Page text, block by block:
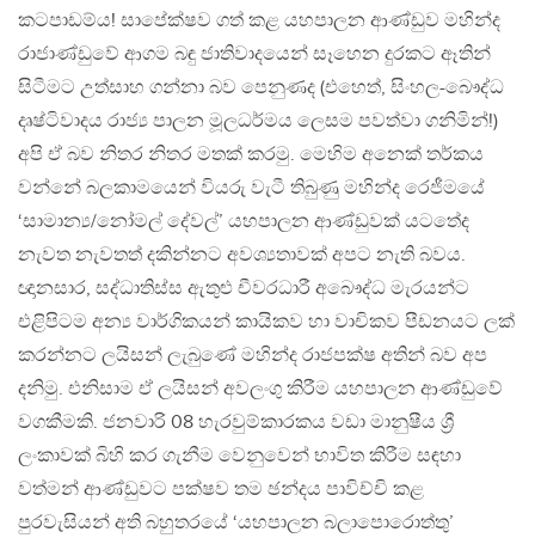
කටපාඩම්ය! සාපේක්ෂව ගත් කළ යහපාලන ආණ්ඩුව මහින්ද
රාජාණ්ඩුවේ ආගම බඳු ජාතිවාදයෙන් සෑහෙන දුරකට ඈතින්
සිටීමට උත්සාහ ගන්නා බව පෙනුණද (එහෙත්, සිංහල-බෞද්ධ
දෘෂ්ටිවාදය රාජ්‍ය පාලන මූලධර්මය ලෙසම පවත්වා ගනිමින්!)
අපි ඒ බව නිතර නිතර මතක් කරමු. මෙහිම අනෙක් තර්කය
වන්නේ බලකාමයෙන් වියරු වැටී තිබුණු මහින්ද රෙජීමයේ
‘සාමාන්‍ය/නෝමල් දේවල්’ යහපාලන ආණ්ඩුවක් යටතේද
නැවත නැවතත් දකින්නට අවශ්‍යතාවක් අපට නැති බවය.
ඥානසාර, සද්ධාතිස්ස ඇතුළු චීවරධාරී අබෞද්ධ මැරයන්ට
එළිපිටම අන්‍ය වාර්ගිකයන් කායිකව හා වාචිකව පීඩනයට ලක්
කරන්නට ලයිසන් ලැබුණේ මහින්ද රාජපක්ෂ අතින් බව අප
දනිමු. එනිසාම ඒ ලයිසන් අවලංගු කිරීම යහපාලන ආණ්ඩුවේ
වගකීමකි. ජනවාරි 08 හැරවුම්කාරකය වඩා මානුෂීය ශ්‍රී
ලංකාවක් බිහි කර ගැනීම වෙනුවෙන් භාවිත කිරීම සඳහා
වත්මන් ආණ්ඩුවට පක්ෂව තම ඡන්දය පාවිච්චි කළ
පුරවැසියන් අති බහුතරයේ ‘යහපාලන බලාපොරොත්තු’